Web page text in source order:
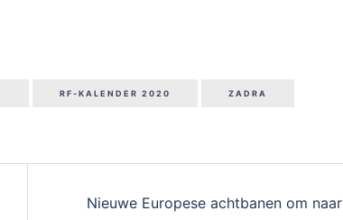
RF-KALENDER 2020 ZADRA
Nieuwe Europese achtbanen om naar